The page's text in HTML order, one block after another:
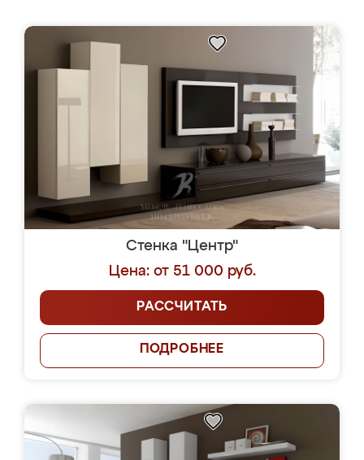
Стенка "Центр"
Цена: от 51 000 руб.
РАССЧИТАТЬ
ПОДРОБНЕЕ